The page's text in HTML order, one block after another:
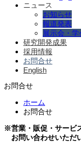
ニュース
お知らせ
報道発表
展示会・学
研究開発成果
採用情報
お問合せ
English
お問合せ
ホーム
お問合せ
※営業・販促・サービ
お問い合わせいただ